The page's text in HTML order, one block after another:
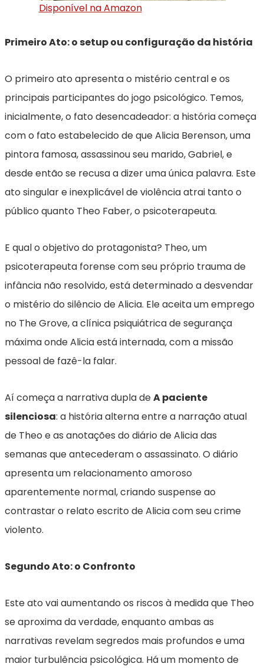
Disponível na Amazon
Primeiro Ato: o setup ou configuração da história
O primeiro ato apresenta o mistério central e os
principais participantes do jogo psicológico. Temos,
inicialmente, o fato desencadeador: a história começa
com o fato estabelecido de que Alicia Berenson, uma
pintora famosa, assassinou seu marido, Gabriel, e
desde então se recusa a dizer uma única palavra. Este
ato singular e inexplicável de violência atrai tanto o
público quanto Theo Faber, o psicoterapeuta.
E qual o objetivo do protagonista? Theo, um
psicoterapeuta forense com seu próprio trauma de
infância não resolvido, está determinado a desvendar
o mistério do silêncio de Alicia. Ele aceita um emprego
no The Grove, a clínica psiquiátrica de segurança
máxima onde Alicia está internada, com a missão
pessoal de fazê-la falar.
Aí começa a narrativa dupla deA paciente
silenciosa: a história alterna entre a narração atual
de Theo e as anotações do diário de Alicia das
semanas que antecederam o assassinato. O diário
apresenta um relacionamento amoroso
aparentemente normal, criando suspense ao
contrastar o relato escrito de Alicia com seu crime
violento.
Segundo Ato: o Confronto
Este ato vai aumentando os riscos à medida que Theo
se aproxima da verdade, enquanto ambas as
narrativas revelam segredos mais profundos e uma
maior turbulência psicológica. Há um momento de